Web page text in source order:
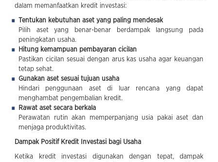
dalam memanfaatkan kredit investasi:
Tentukan kebutuhan aset yang paling mendesak
Pilih aset yang benar-benar berdampak langsung pada
peningkatan usaha.
Hitung kemampuan pembayaran cicilan
Pastikan cicilan sesuai dengan arus kas usaha agar keuangan
tetap sehat.
Gunakan aset sesuai tujuan usaha
Hindari penggunaan aset di luar rencana yang dapat
menghambat pengembalian kredit.
Rawat aset secara berkala
Perawatan rutin akan memperpanjang usia pakai aset dan
menjaga produktivitas.
Dampak Positif Kredit Investasi bagi Usaha
Ketika kredit investasi digunakan dengan tepat, dampak